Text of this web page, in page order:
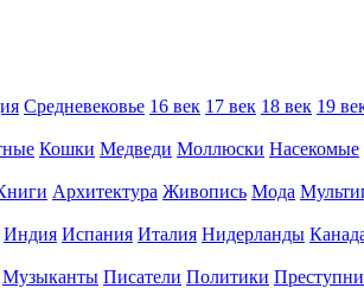
Средневековье 16 век 17 век 18 век 19
Кошки Медведи Моллюски Насекомые
Архитектура Живопись Мода
Индия Испания Италия Нидерланды
Музыканты Писатели Политики